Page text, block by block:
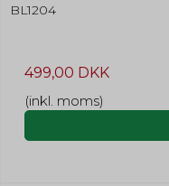
BL1204
499,00 DKK
(inkl. moms)